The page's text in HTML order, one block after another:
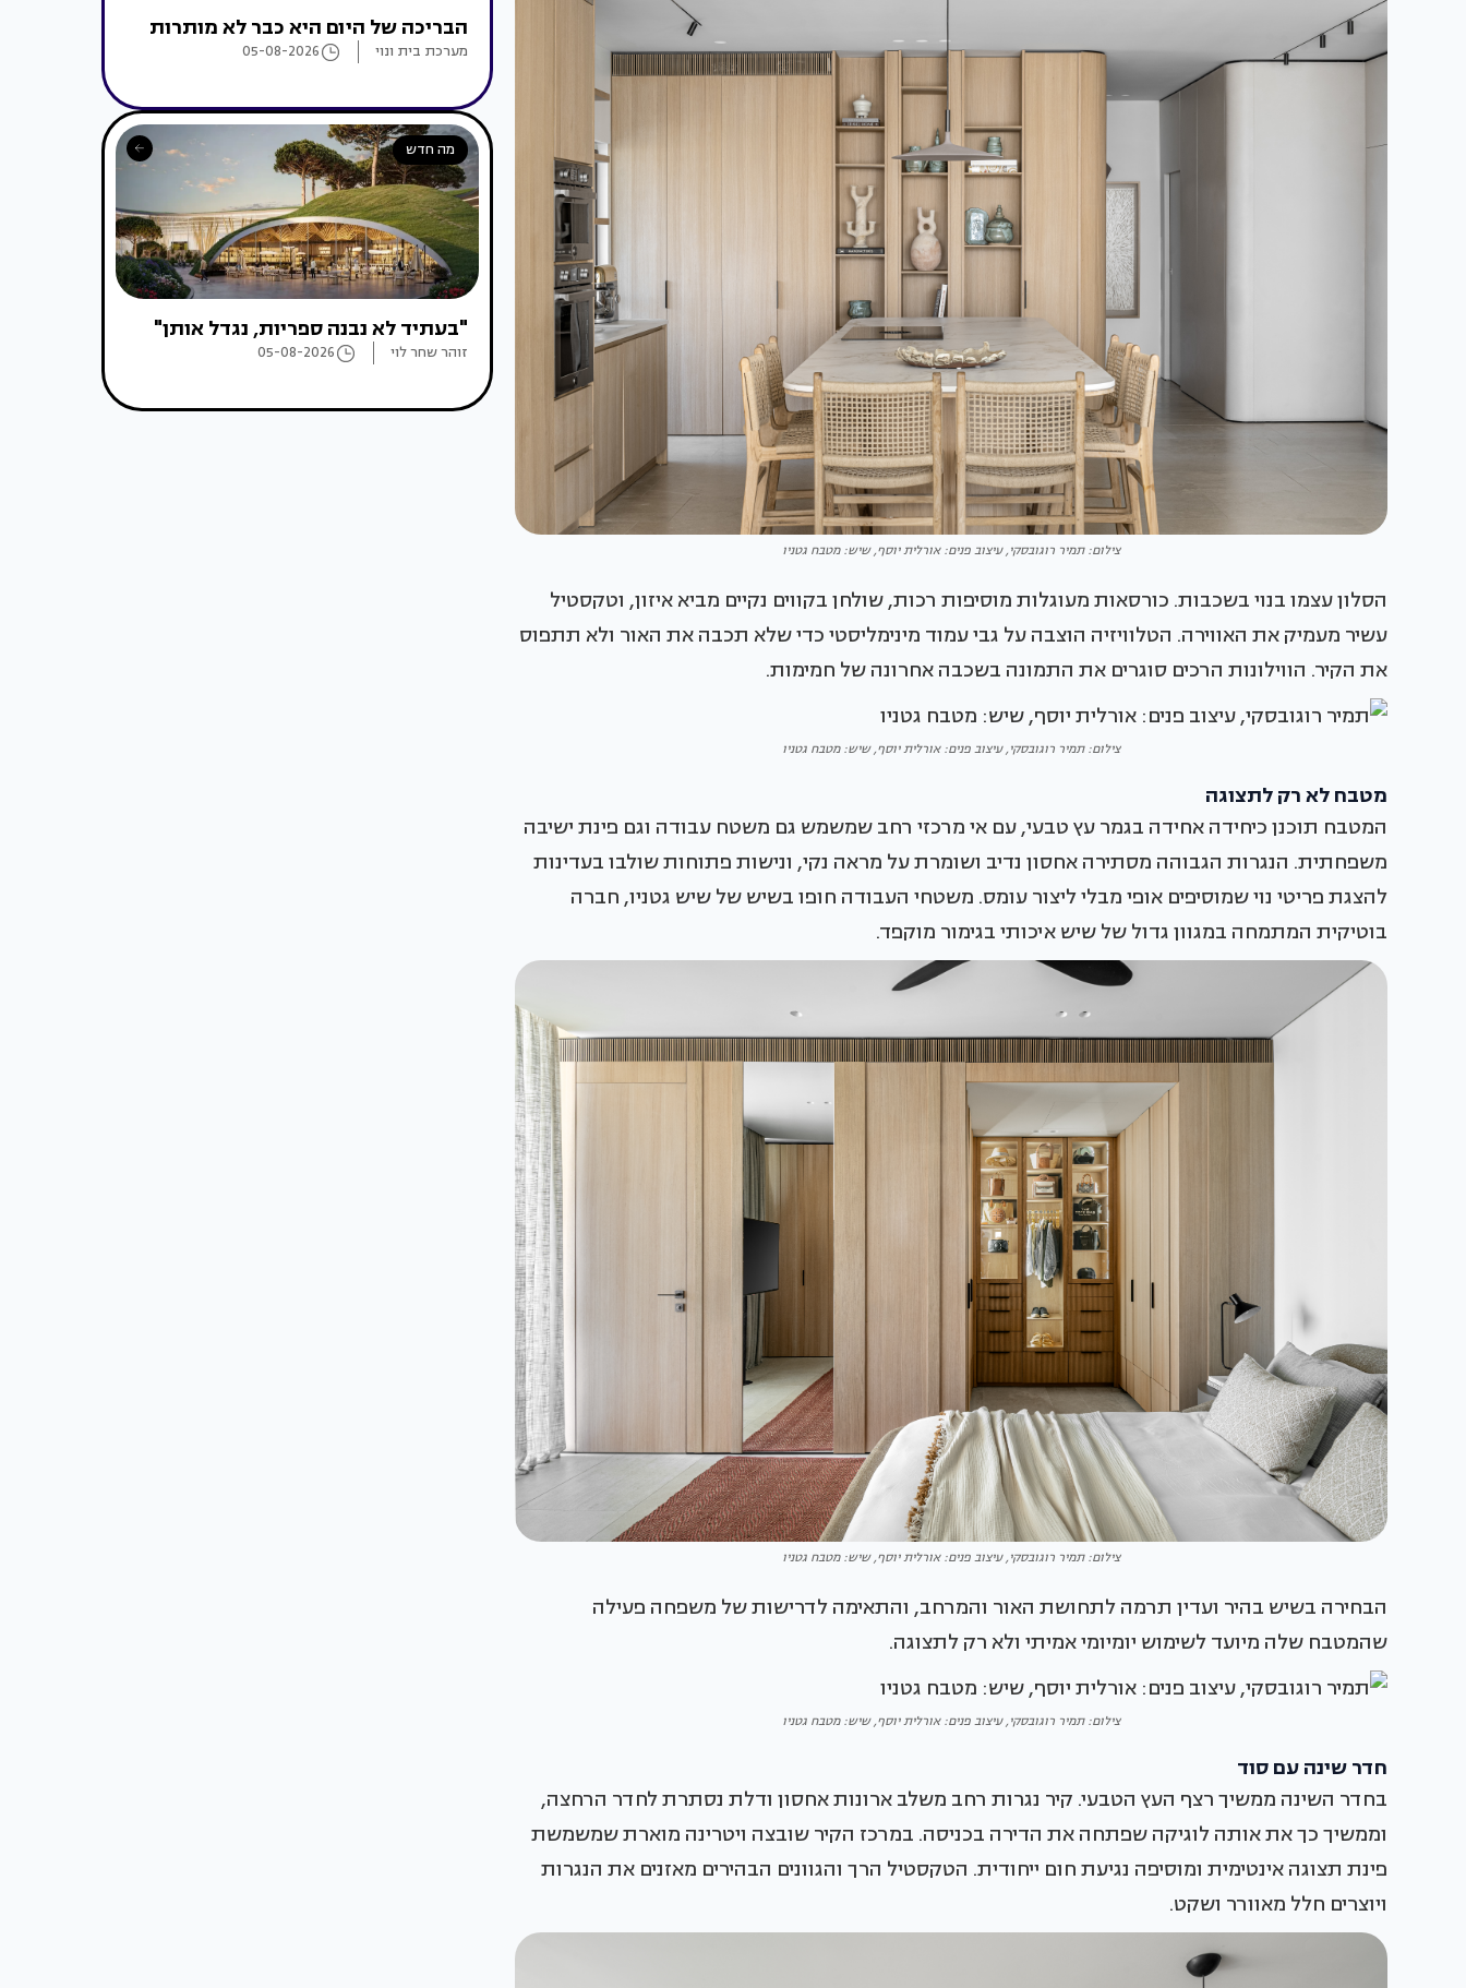
צילום: תמיר רוגובסקי, עיצוב פנים: אורלית יוסף, שיש: מטבח גטניו
הסלון עצמו בנוי בשכבות. כורסאות מעוגלות מוסיפות רכות, שולחן בקווים נקיים מביא איזון, וטקסטיל
עשיר מעמיק את האווירה. הטלוויזיה הוצבה על גבי עמוד מינימליסטי כדי שלא תכבה את האור ולא תתפוס
את הקיר. הווילונות הרכים סוגרים את התמונה בשכבה אחרונה של חמימות.
צילום: תמיר רוגובסקי, עיצוב פנים: אורלית יוסף, שיש: מטבח גטניו
מטבח לא רק לתצוגה
המטבח תוכנן כיחידה אחידה בגמר עץ טבעי, עם אי מרכזי רחב שמשמש גם משטח עבודה וגם פינת ישיבה
משפחתית. הנגרות הגבוהה מסתירה אחסון נדיב ושומרת על מראה נקי, ונישות פתוחות שולבו בעדינות
להצגת פריטי נוי שמוסיפים אופי מבלי ליצור עומס. משטחי העבודה חופו בשיש של שיש גטניו, חברה
בוטיקית המתמחה במגוון גדול של שיש איכותי בגימור מוקפד.
צילום: תמיר רוגובסקי, עיצוב פנים: אורלית יוסף, שיש: מטבח גטניו
הבחירה בשיש בהיר ועדין תרמה לתחושת האור והמרחב, והתאימה לדרישות של משפחה פעילה
שהמטבח שלה מיועד לשימוש יומיומי אמיתי ולא רק לתצוגה.
צילום: תמיר רוגובסקי, עיצוב פנים: אורלית יוסף, שיש: מטבח גטניו
חדר שינה עם סוד
בחדר השינה ממשיך רצף העץ הטבעי. קיר נגרות רחב משלב ארונות אחסון ודלת נסתרת לחדר הרחצה,
וממשיך כך את אותה לוגיקה שפתחה את הדירה בכניסה. במרכז הקיר שובצה ויטרינה מוארת שמשמשת
פינת תצוגה אינטימית ומוסיפה נגיעת חום ייחודית. הטקסטיל הרך והגוונים הבהירים מאזנים את הנגרות
ויוצרים חלל מאוורר ושקט.
הבריכה של היום היא כבר לא מותרות
מערכת בית ונוי 05-08-2026
מה חדש
"בעתיד לא נבנה ספריות, נגדל אותן"
זוהר שחר לוי 05-08-2026